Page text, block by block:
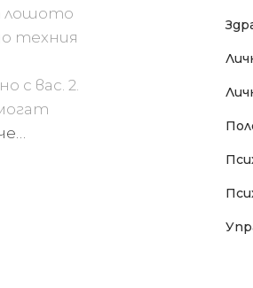
лошото
техния
с вас. 2.